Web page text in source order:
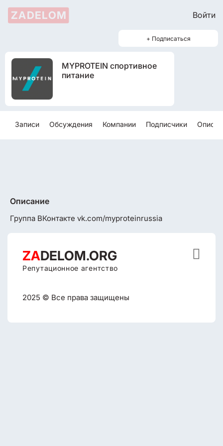
ZADELOM Войти
+ Подписаться
MYPROTEIN спортивное
питание
Записи Обсуждения Компании Подписчики
Описание
Группа ВКонтакте vk.com/myproteinrussia
ZADELOM.ORG
Репутационное агентство
2025 © Все права защищены
